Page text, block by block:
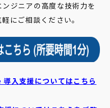
ジニアの高度な技術力を
にご相談ください。
入支援についてはこちら